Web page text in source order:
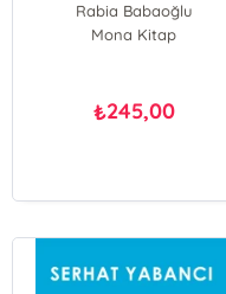
Rabia Babaoğlu
Mona Kitap
₺245,00